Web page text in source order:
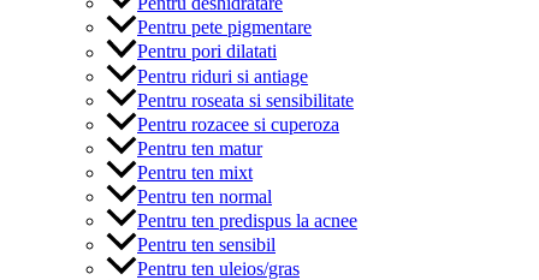
Pentru pete pigmentare
Pentru pori dilatati
Pentru riduri si antiage
Pentru roseata si sensibilitate
Pentru rozacee si cuperoza
Pentru ten matur
Pentru ten mixt
Pentru ten normal
Pentru ten predispus la acnee
Pentru ten sensibil
Pentru ten uleios/gras